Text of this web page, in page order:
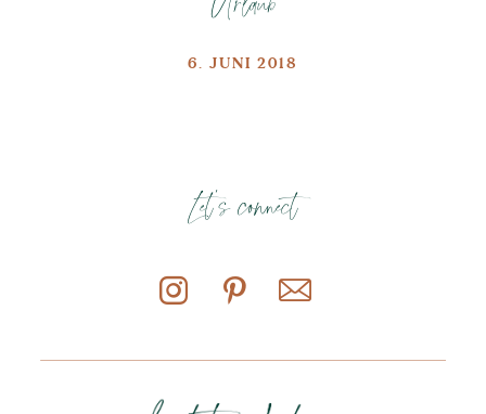
6. JUNI 2018
Let's connect